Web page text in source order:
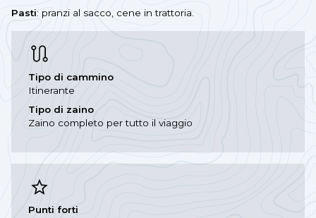
Pasti: pranzi al sacco, cene in trattoria.
Tipo di cammino
Itinerante
Tipo di zaino
Zaino completo per tutto il viaggio
Punti forti